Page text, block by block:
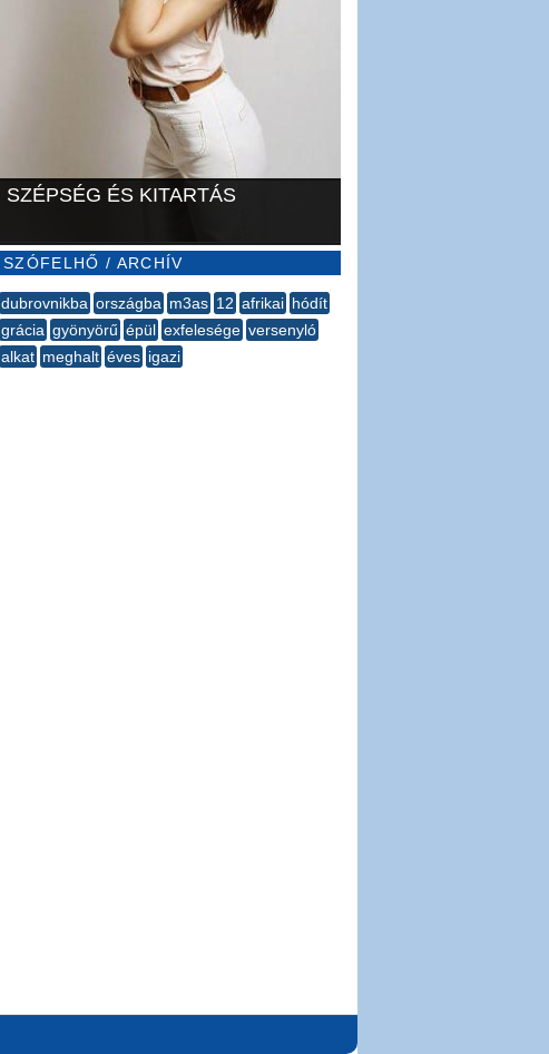
SZÉPSÉG ÉS KITARTÁS
SZÓFELHŐ / ARCHÍV
dubrovnikba országba m3as 12 afrikai hódít
grácia gyönyörű épül exfelesége versenyló
alkat meghalt éves igazi